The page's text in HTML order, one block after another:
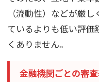
（流動性）などが厳
ているよりも低い評価
くありません。
金融機関ごとの審